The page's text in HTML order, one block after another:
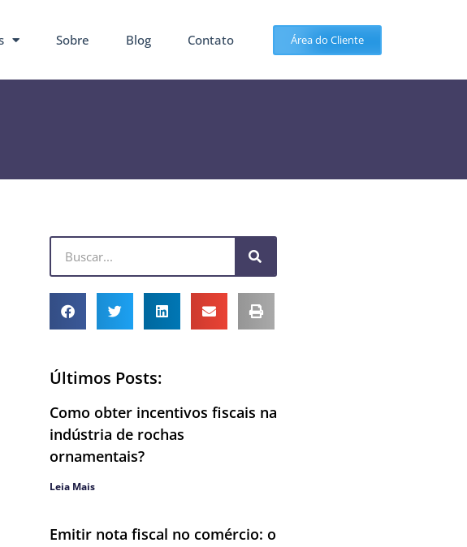
Sobre Blog Contato Área do Cliente
Últimos Posts:
Como obter incentivos fiscais na
indústria de rochas
ornamentais?
Leia Mais
Emitir nota fiscal no comércio: o